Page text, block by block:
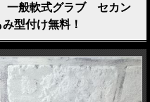
般軟式グラブ セカン
型付け無料！